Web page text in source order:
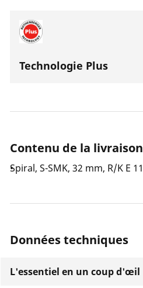
Technologie Plus
Contenu de la livraison
Spiral, S-SMK, 32 mm, R/K E 11
Données techniques
L'essentiel en un coup d'œil